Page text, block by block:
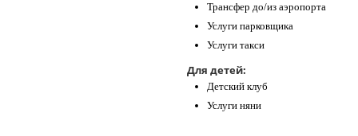
Трансфер до/из аэропорта
Услуги парковщика
Услуги такси
Для детей:
Детский клуб
Услуги няни